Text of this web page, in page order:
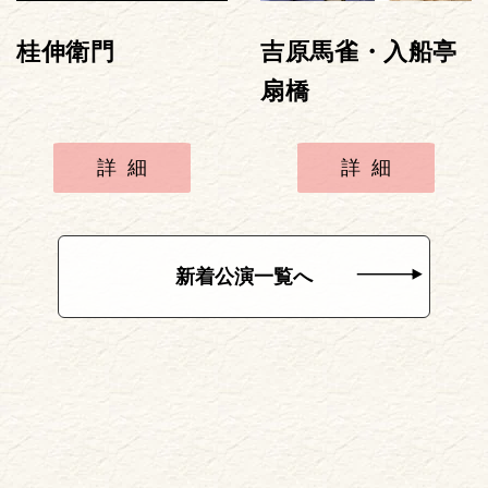
桂伸衛門
詳細
吉原馬雀・入船亭
扇橋
詳細
新着公演一覧へ